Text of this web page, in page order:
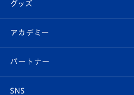
チケット
イベント
メディア
スタッフプロフィール
マスコット紹介
Revive Team
ヴィヴィくんの長崎おもてなしガイド
フォトギャラリー
スタジアムグルメ
V-LOVERS（ファンクラブ）
プレイヤーズスイート
グッズ
オンラインショップ
店舗情報
アカデミー
育成からのお知らせ
パートナー
SNS